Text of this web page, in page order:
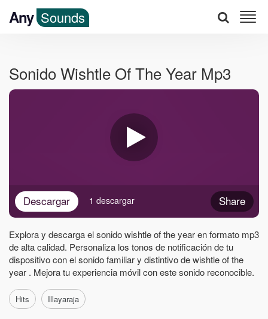
Any Sounds
Sonido Wishtle Of The Year Mp3
Descargar Share
1 descargar
Explora y descarga el sonido wishtle of the year en formato mp3
de alta calidad. Personaliza los tonos de notificación de tu
dispositivo con el sonido familiar y distintivo de wishtle of the
year . Mejora tu experiencia móvil con este sonido reconocible.
Hits Illayaraja